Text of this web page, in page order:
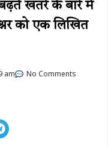
खतरे के बारे में
को एक लिखित
am No Comments